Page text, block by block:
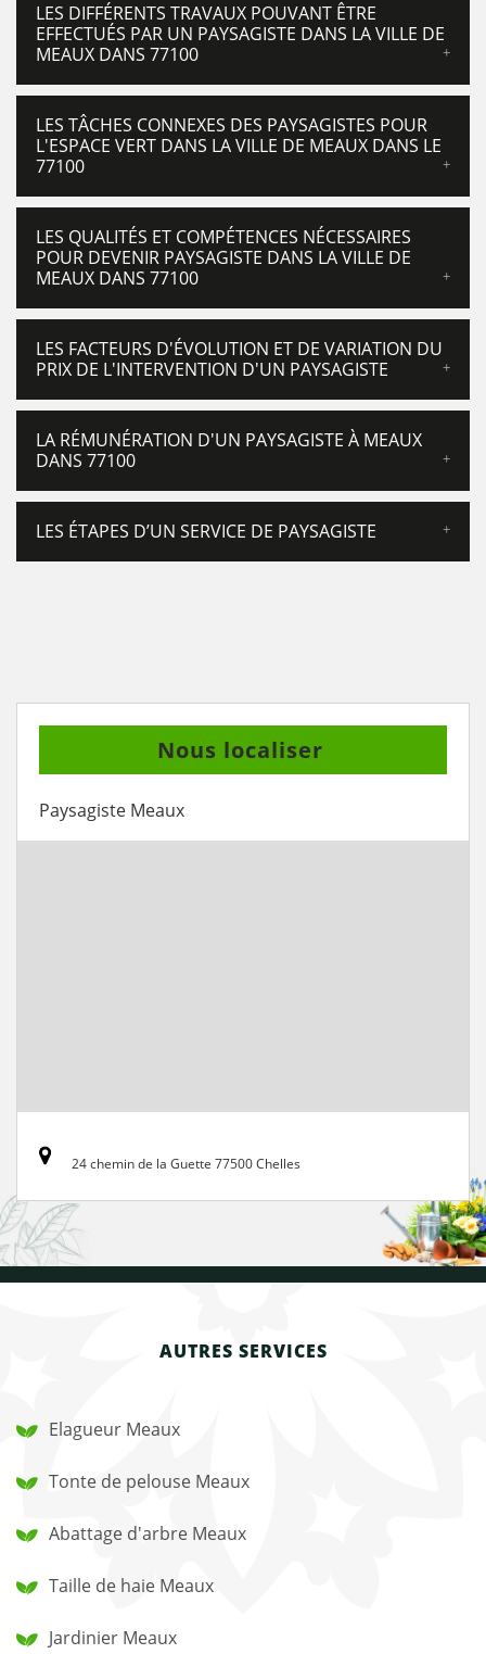
LES DIFFÉRENTS TRAVAUX POUVANT ÊTRE
EFFECTUÉS PAR UN PAYSAGISTE DANS LA VILLE DE
MEAUX DANS 77100
LES TÂCHES CONNEXES DES PAYSAGISTES POUR
L'ESPACE VERT DANS LA VILLE DE MEAUX DANS LE
77100
LES QUALITÉS ET COMPÉTENCES NÉCESSAIRES
POUR DEVENIR PAYSAGISTE DANS LA VILLE DE
MEAUX DANS 77100
LES FACTEURS D'ÉVOLUTION ET DE VARIATION DU
PRIX DE L'INTERVENTION D'UN PAYSAGISTE
LA RÉMUNÉRATION D'UN PAYSAGISTE À MEAUX
DANS 77100
LES ÉTAPES D’UN SERVICE DE PAYSAGISTE
Nous localiser
Paysagiste Meaux
24 chemin de la Guette 77500 Chelles
AUTRES SERVICES
Elagueur Meaux
Tonte de pelouse Meaux
Abattage d'arbre Meaux
Taille de haie Meaux
Jardinier Meaux